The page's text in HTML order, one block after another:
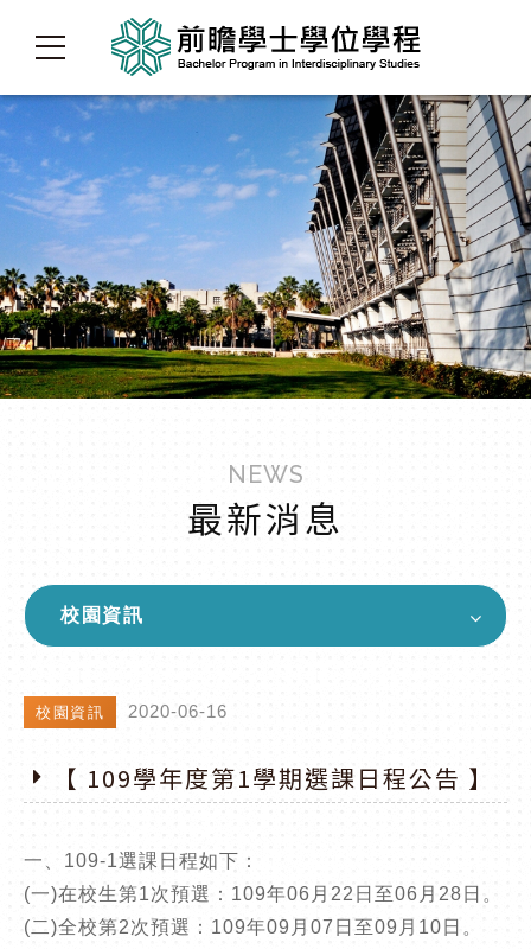
NEWS
最新消息
校園資訊
校園資訊 2020-06-16
【 109學年度第1學期選課日程公告 】
一、109-1選課日程如下：
(一)在校生第1次預選：109年06月22日至06月28日。
(二)全校第2次預選：109年09月07日至09月10日。